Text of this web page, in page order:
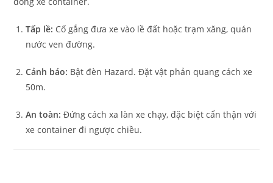
Tấp lề: Cố gắng đưa xe vào lề đất hoặc trạm xăng, quán
nước ven đường.
Cảnh báo: Bật đèn Hazard. Đặt vật phản quang cách xe
50m.
An toàn: Đứng cách xa làn xe chạy, đặc biệt cẩn thận với
xe container đi ngược chiều.